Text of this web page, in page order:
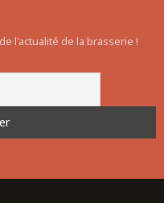
l'actualité de la brasserie !